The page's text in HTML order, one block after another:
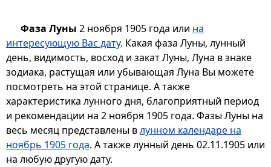
Фаза Луны 2 ноября 1905 года или на
интересующую Вас дату. Какая фаза Луны, лунный
день, видимость, восход и закат Луны, Луна в знаке
зодиака, растущая или убывающая Луна Вы можете
посмотреть на этой странице. А также
характеристика лунного дня, благоприятный период
и рекомендации на 2 ноября 1905 года. Фазы Луны на
весь месяц представлены влунном календаре на
ноябрь 1905 года. А также лунный день 02.11.1905 или
на любую другую дату.